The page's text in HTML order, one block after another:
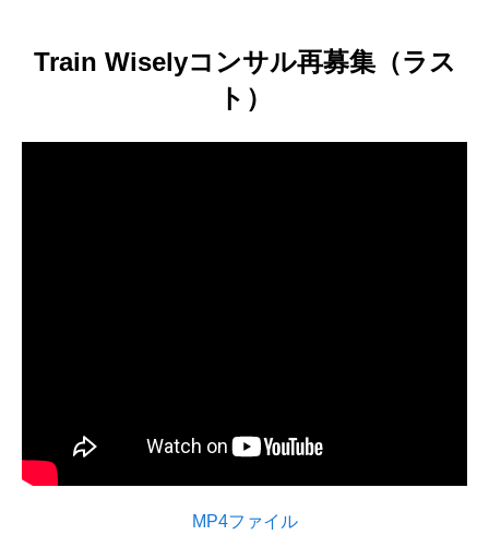
Train Wiselyコンサル再募集（ラス
ト）
MP4ファイル